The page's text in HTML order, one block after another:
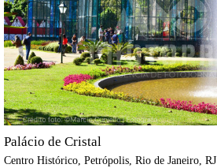
Palácio de Cristal
Centro Histórico, Petrópolis, Rio de Janeiro, RJ